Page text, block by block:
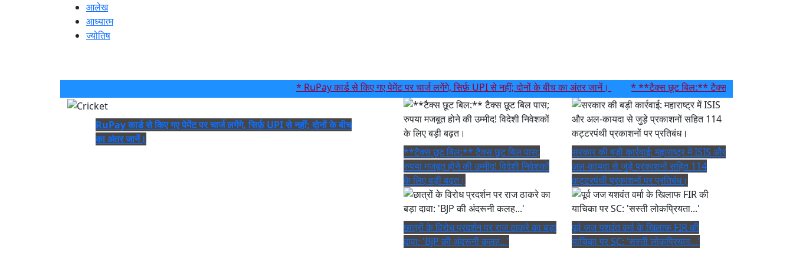
आलेख
आध्यात्म
ज्योतिष
* RuPay कार्ड से किए गए पेमेंट पर चार्ज लगेंगे, सिर्फ़ UPI से नहीं; दोनों के बीच का अंतर जानें। * **टैक्स छूट बिल:** टैक्स छूट बिल पास; रुपया मजबूत
RuPay कार्ड से किए गए पेमेंट पर चार्ज लगेंगे, सिर्फ़ UPI से नहीं; दोनों के बीच
का अंतर जानें।
**टैक्स छूट बिल:** टैक्स छूट बिल पास;
रुपया मजबूत होने की उम्मीद! विदेशी निवेशकों
के लिए बड़ी बढ़त।
सरकार की बड़ी कार्रवाई: महाराष्ट्र में ISIS और
अल-कायदा से जुड़े प्रकाशनों सहित 114
कट्टरपंथी प्रकाशनों पर प्रतिबंध।
छात्रों के विरोध प्रदर्शन पर राज ठाकरे का बड़ा
दावा: 'BJP की अंदरूनी कलह...'
पूर्व जज यशवंत वर्मा के खिलाफ FIR की
याचिका पर SC: 'सस्ती लोकप्रियता...'